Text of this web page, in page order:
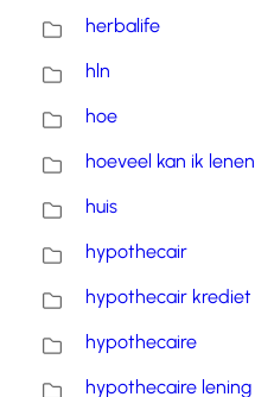
herbalife
hln
hoe
hoeveel kan ik lenen
huis
hypothecair
hypothecair krediet
hypothecaire
hypothecaire lening